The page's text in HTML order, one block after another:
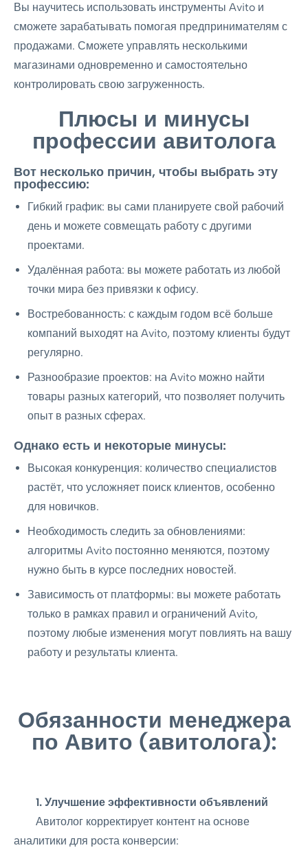
Вы научитесь использовать инструменты Avito и
сможете зарабатывать помогая предпринимателям с
продажами. Сможете управлять несколькими
магазинами одновременно и самостоятельно
контролировать свою загруженность.
Плюсы и минусы
профессии авитолога
Вот несколько причин, чтобы выбрать эту
профессию:
Гибкий график: вы сами планируете свой рабочий
день и можете совмещать работу с другими
проектами.
Удалённая работа: вы можете работать из любой
точки мира без привязки к офису.
Востребованность: с каждым годом всё больше
компаний выходят на Avito, поэтому клиенты будут
регулярно.
Разнообразие проектов: на Avito можно найти
товары разных категорий, что позволяет получить
опыт в разных сферах.
Однако есть и некоторые минусы:
Высокая конкуренция: количество специалистов
растёт, что усложняет поиск клиентов, особенно
для новичков.
Необходимость следить за обновлениями:
алгоритмы Avito постоянно меняются, поэтому
нужно быть в курсе последних новостей.
Зависимость от платформы: вы можете работать
только в рамках правил и ограничений Avito,
поэтому любые изменения могут повлиять на вашу
работу и результаты клиента.
Обязанности менеджера
по Авито (авитолога):
1. Улучшение эффективности объявлений
Авитолог корректирует контент на основе
аналитики для роста конверсии: